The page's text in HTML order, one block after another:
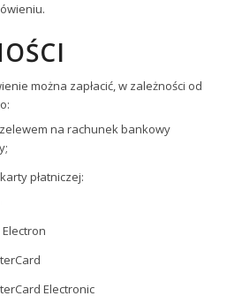
można zapłacić, w zależności od
na rachunek bankowy
płatniczej:
Electronic